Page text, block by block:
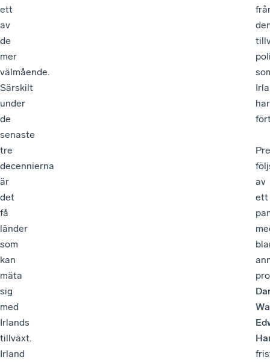
ett
av
de
mer
välmående.
Särskilt
under
de
senaste
tre
decennierna
är
det
få
länder
som
kan
mäta
sig
med
Irlands
tillväxt.
Irland
har
av
ett